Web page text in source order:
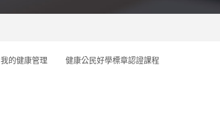
我的健康管理
健康公民好學標章認證課程